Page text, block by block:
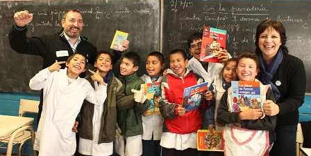
Nuestros
Socios